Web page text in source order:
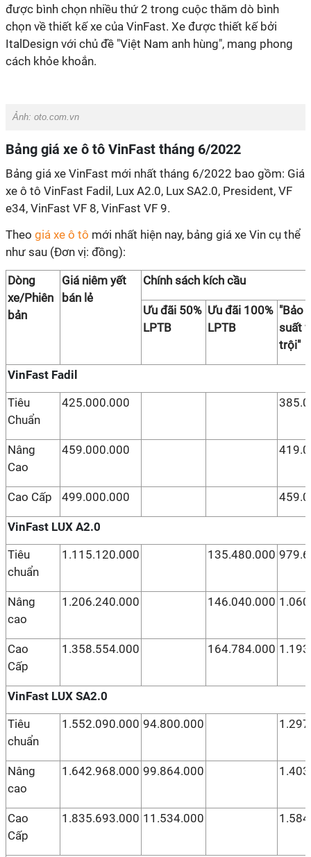
được bình chọn nhiều thứ 2 trong cuộc thăm dò bình
chọn về thiết kế xe của VinFast. Xe được thiết kế bởi
ItalDesign với chủ đề "Việt Nam anh hùng", mang phong
cách khỏe khoắn.
Ảnh: oto.com.vn
Bảng giá xe ô tô VinFast tháng 6/2022
Bảng giá xe VinFast mới nhất tháng 6/2022 bao gồm: Giá
xe ô tô VinFast Fadil, Lux A2.0, Lux SA2.0, President, VF
e34, VinFast VF 8, VinFast VF 9.
Theo giá xe ô tô mới nhất hiện nay, bảng giá xe Vin cụ thể
như sau (Đơn vị: đồng):
Dòng
xe/Phiên
bản
Giá niêm yết
bán lẻ
Chính sách kích cầu
Ưu đãi 50%
LPTB
Ưu đãi 100%
LPTB
"Bảo
suất
VinFast Fadil
Tiêu
Chuẩn
425.000.000
Nâng
Cao
459.000.000
Cao Cấp 499.000.000
VinFast LUX A2.0
Tiêu
chuẩn
1.115.120.000 135.480.000
Nâng
cao
1.206.240.000 146.040.000
Cao
Cấp
1.358.554.000 164.784.000
VinFast LUX SA2.0
Tiêu
chuẩn
1.552.090.000 94.800.000
Nâng
cao
1.642.968.000 99.864.000
Cao
Cấp
1.835.693.000 11.534.000